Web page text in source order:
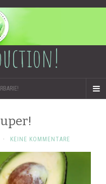
· KEINE KOMMENTARE